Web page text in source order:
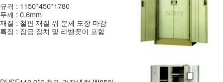
규격 : 1150*450*1780
두께 : 0.6mm
재질 : 철판 재질 위 분체 도장 마감
특징 : 잠금 장치 및 라벨꽂이 포함